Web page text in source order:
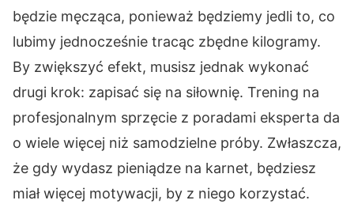
będzie męcząca, ponieważ będziemy jedli to, co
lubimy jednocześnie tracąc zbędne kilogramy.
By zwiększyć efekt, musisz jednak wykonać
drugi krok: zapisać się na siłownię. Trening na
profesjonalnym sprzęcie z poradami eksperta da
o wiele więcej niż samodzielne próby. Zwłaszcza,
że gdy wydasz pieniądze na karnet, będziesz
miał więcej motywacji, by z niego korzystać.